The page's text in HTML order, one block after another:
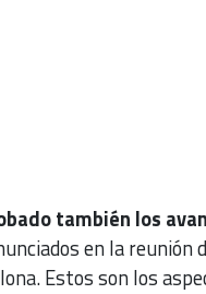
también los
en la reunión
Estos son los